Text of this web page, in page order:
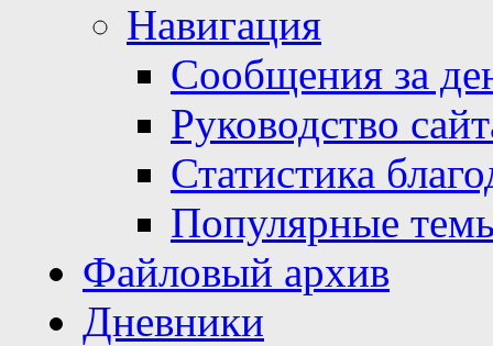
Навигация
Сообщения за
Руководство
Статистика
Популярные
Файловый архив
Дневники